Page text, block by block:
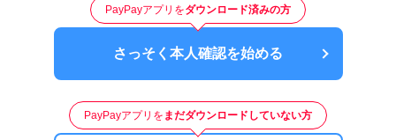
PayPayアプリをダウンロード済みの方
さっそく本人確認を始める
PayPayアプリを まだダウンロードしていない方